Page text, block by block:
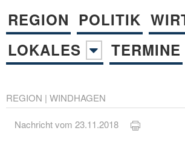
REGION POLITIK
LOKALES
TERMINE
REGION | WINDHAGEN
Nachricht vom 23.11.2018